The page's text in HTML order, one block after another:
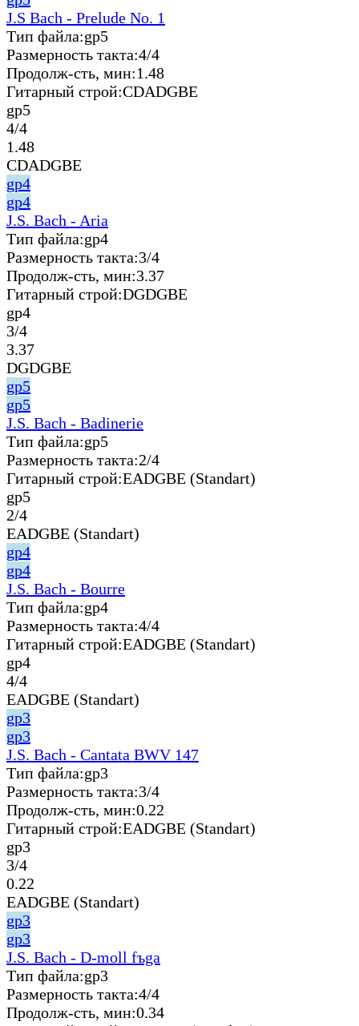
J.S Bach - Prelude No. 1
Тип файла:gp5
Размерность такта:4/4
Продолж-сть, мин:1.48
Гитарный строй:CDADGBE
gp5
4/4
1.48
CDADGBE
gp4
gp4
J.S. Bach - Aria
Тип файла:gp4
Размерность такта:3/4
Продолж-сть, мин:3.37
Гитарный строй:DGDGBE
gp4
3/4
3.37
DGDGBE
gp5
gp5
J.S. Bach - Badinerie
Тип файла:gp5
Размерность такта:2/4
Гитарный строй:EADGBE (Standart)
gp5
2/4
EADGBE (Standart)
gp4
gp4
J.S. Bach - Bourre
Тип файла:gp4
Размерность такта:4/4
Гитарный строй:EADGBE (Standart)
gp4
4/4
EADGBE (Standart)
gp3
gp3
J.S. Bach - Cantata BWV 147
Тип файла:gp3
Размерность такта:3/4
Продолж-сть, мин:0.22
Гитарный строй:EADGBE (Standart)
gp3
3/4
0.22
EADGBE (Standart)
gp3
gp3
J.S. Bach - D-moll fъga
Тип файла:gp3
Размерность такта:4/4
Продолж-сть, мин:0.34